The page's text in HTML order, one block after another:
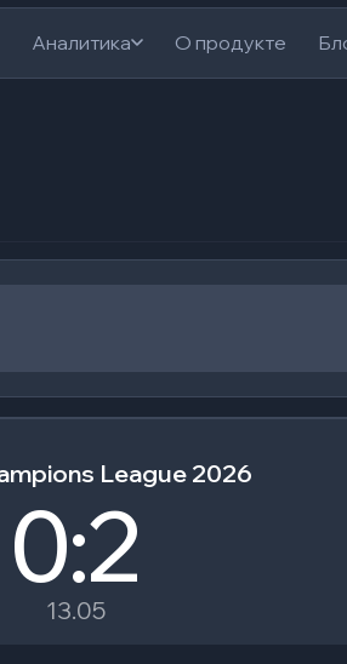
Аналитика О продукте
League 2026
0:2
13.05